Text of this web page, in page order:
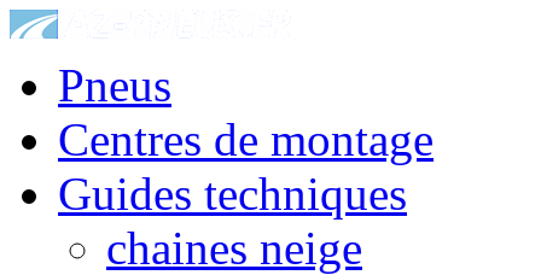
Pneus
Centres de montage
Guides techniques
chaines neige